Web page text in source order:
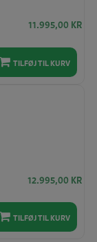
11.995,00 KR
TILFØJ TIL KURV
12.995,00 KR
TILFØJ TIL KURV